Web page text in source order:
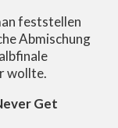
feststellen
Abmischung
wollte.
Get